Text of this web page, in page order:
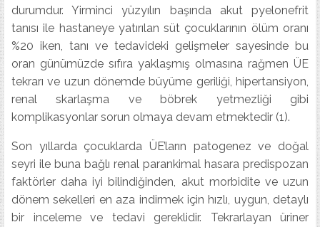
durumdur. Yirminci yüzyılın başında akut pyelonefrit
tanısı ile hastaneye yatırılan süt çocuklarının ölüm oranı
%20 iken, tanı ve tedavideki gelişmeler sayesinde bu
oran günümüzde sıfıra yaklaşmış olmasına rağmen ÜE
tekrarı ve uzun dönemde büyüme geriliği, hipertansiyon,
renal skarlaşma ve böbrek yetmezliği gibi
komplikasyonlar sorun olmaya devam etmektedir (1).
Son yıllarda çocuklarda ÜE’ların patogenez ve doğal
seyri ile buna bağlı renal parankimal hasara predispozan
faktörler daha iyi bilindiğinden, akut morbidite ve uzun
dönem sekelleri en aza indirmek için hızlı, uygun, detaylı
bir inceleme ve tedavi gereklidir. Tekrarlayan üriner